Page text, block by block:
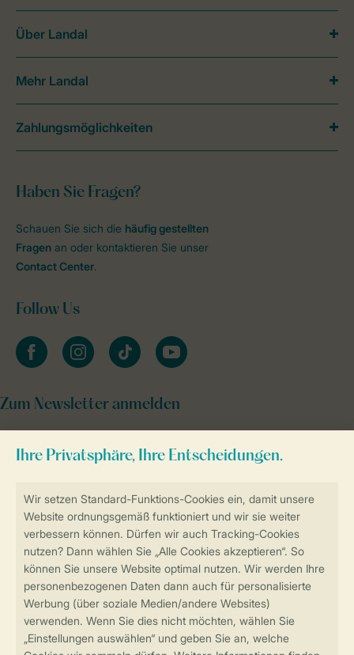
Sicher und schnell zur Online-Buchung
Sichere Datenübertragung
Sicheres Bezahlen
Haben Sie Fragen?
Schauen Sie sich die häufig gestellten
Fragen an oder kontaktieren Sie unser
Contact Center.
Follow Us
facebookinstagramtiktok youtube
Zum Newsletter anmelden
Über Landal
Mehr Landal
Zahlungsmöglichkeiten